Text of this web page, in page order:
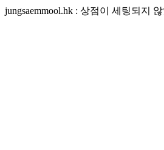
jungsaemmool.hk : 상점이 세팅되지